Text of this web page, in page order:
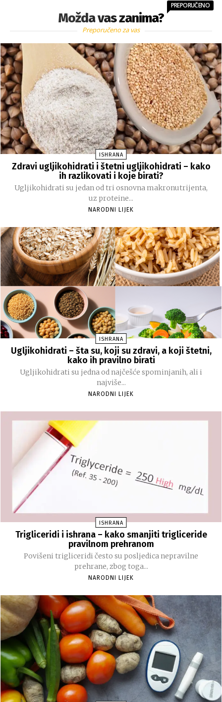
Možda vas zanima?
PREPORUČENO
Preporučeno za vas
ISHRANA
Zdravi ugljikohidrati i štetni ugljikohidrati – kako
ih razlikovati i koje birati?
Ugljikohidrati su jedan od tri osnovna makronutrijenta,
uz proteine...
NARODNI LIJEK
ISHRANA
Ugljikohidrati – šta su, koji su zdravi, a koji štetni,
kako ih pravilno birati
Ugljikohidrati su jedna od najčešće spominjanih, ali i
najviše...
NARODNI LIJEK
ISHRANA
Trigliceridi i ishrana – kako smanjiti trigliceride
pravilnom prehranom
Povišeni trigliceridi često su posljedica nepravilne
prehrane, zbog toga...
NARODNI LIJEK